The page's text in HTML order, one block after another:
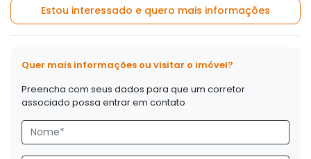
Estou interessado e quero mais informações
Quer mais informações ou visitar o imóvel?
Preencha com seus dados para que um corretor
associado possa entrar em contato